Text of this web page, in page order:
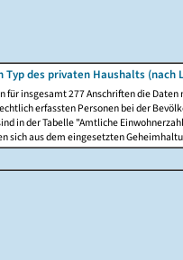
Typ des privaten Haushalts (nach
für insgesamt 277 Anschriften die
erfassten Personen bei der
in der Tabelle "Amtliche
sich aus dem eingesetzten